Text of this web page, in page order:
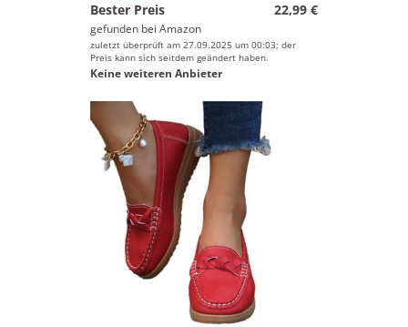
Bester Preis
22,99 €
gefunden bei Amazon
zuletzt überprüft am 27.09.2025 um 00:03; der
Preis kann sich seitdem geändert haben.
Keine weiteren Anbieter